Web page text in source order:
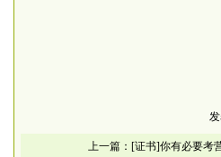
上一篇： [证书]你有必要考